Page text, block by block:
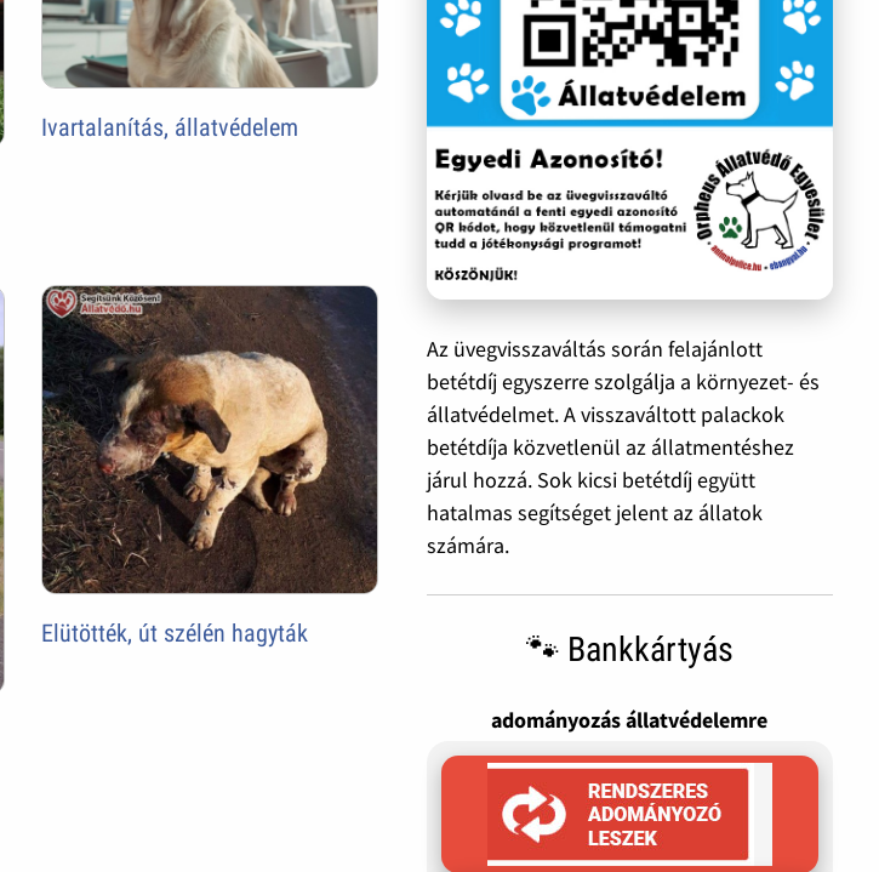
Ivartalanítás, állatvédelem
Elütötték, út szélén hagyták
Az üvegvisszaváltás során felajánlott
betétdíj egyszerre szolgálja a környezet- és
állatvédelmet. A visszaváltott palackok
betétdíja közvetlenül az állatmentéshez
járul hozzá. Sok kicsi betétdíj együtt
hatalmas segítséget jelent az állatok
számára.
🐾 Bankkártyás
adományozás állatvédelemre